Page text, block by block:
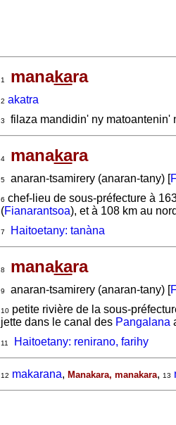
1 manakara
2 akatra
3 filaza mandidin' ny matoantenin'
4 manakara
5anaran-tsamirery (anaran-tany) [
6 chef-lieu de sous-préfecture à
(Fianarantsoa), et à 108 km au
7 Haitoetany: tanàna
8 manakara
9 anaran-tsamirery (anaran-tany) [
10petite rivière de la sous-
jette dans le canal des Pangalana
11 Haitoetany: renirano, farihy
12 makarana, Manakara, manakara, 13